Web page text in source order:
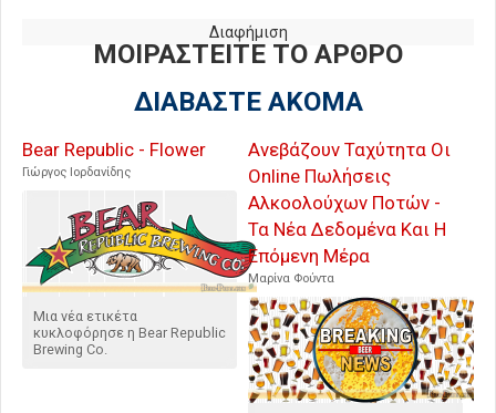
Διαφήμιση
ΜΟΙΡΑΣΤΕΙΤΕ ΤΟ ΑΡΘΡΟ
ΔΙΑΒΑΣΤΕ ΑΚΟΜΑ
Bear Republic - Flower
Γιώργος Ιορδανίδης
Μια νέα ετικέτα
κυκλοφόρησε η Bear Republic
Brewing Co.
Ανεβάζουν Ταχύτητα Οι
Online Πωλήσεις
Αλκοολούχων Ποτών -
Τα Νέα Δεδομένα Και Η
Επόμενη Μέρα
Μαρίνα Φούντα